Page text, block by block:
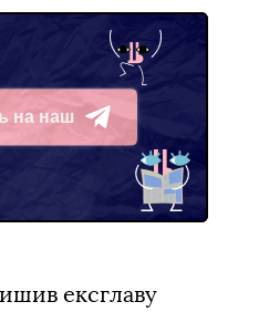
на наш
ексглаву